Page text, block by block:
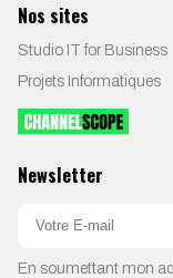
Nos sites
Studio IT for Business
Projets Informatiques
Newsletter
En soumettant mon